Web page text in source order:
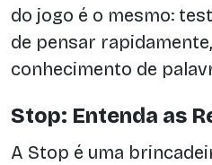
do jogo é o mesmo:
de pensar
conhecimento de
Stop: Entenda as
A Stop é uma